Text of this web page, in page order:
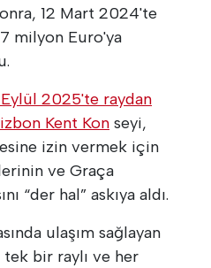
12 Mart 2024'te
milyon Euro'ya
2025'te raydan
Kent Kon seyi,
izin vermek için
ve Graça
“der hal” askıya aldı.
ulaşım sağlayan
bir raylı ve her